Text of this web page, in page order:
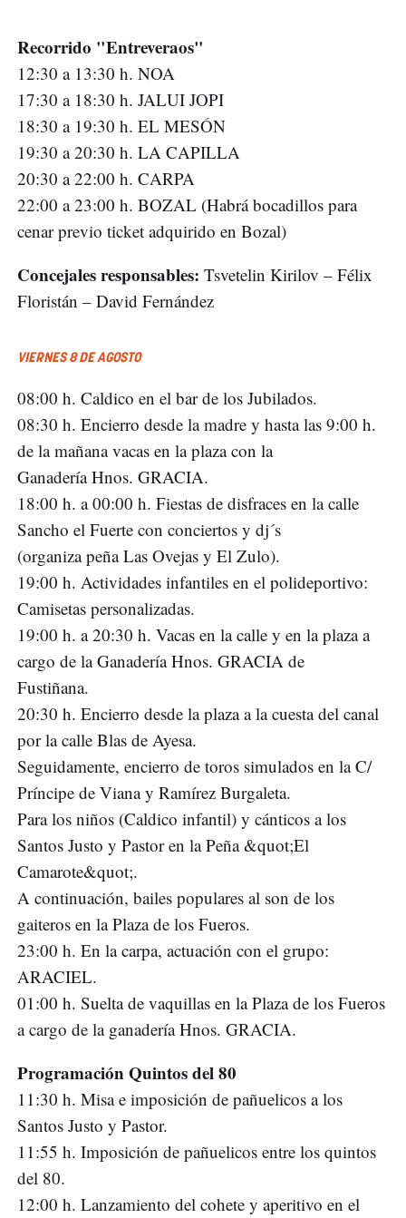
Recorrido "Entreveraos"
12:30 a 13:30 h. NOA
17:30 a 18:30 h. JALUI JOPI
18:30 a 19:30 h. EL MESÓN
19:30 a 20:30 h. LA CAPILLA
20:30 a 22:00 h. CARPA
22:00 a 23:00 h. BOZAL (Habrá bocadillos para
cenar previo ticket adquirido en Bozal)
Concejales responsables: Tsvetelin Kirilov – Félix
Floristán – David Fernández
VIERNES 8 DE AGOSTO
08:00 h. Caldico en el bar de los Jubilados.
08:30 h. Encierro desde la madre y hasta las 9:00 h.
de la mañana vacas en la plaza con la
Ganadería Hnos. GRACIA.
18:00 h. a 00:00 h. Fiestas de disfraces en la calle
Sancho el Fuerte con conciertos y dj´s
(organiza peña Las Ovejas y El Zulo).
19:00 h. Actividades infantiles en el polideportivo:
Camisetas personalizadas.
19:00 h. a 20:30 h. Vacas en la calle y en la plaza a
cargo de la Ganadería Hnos. GRACIA de
Fustiñana.
20:30 h. Encierro desde la plaza a la cuesta del canal
por la calle Blas de Ayesa.
Seguidamente, encierro de toros simulados en la C/
Príncipe de Viana y Ramírez Burgaleta.
Para los niños (Caldico infantil) y cánticos a los
Santos Justo y Pastor en la Peña &quot;El
Camarote&quot;.
A continuación, bailes populares al son de los
gaiteros en la Plaza de los Fueros.
23:00 h. En la carpa, actuación con el grupo:
ARACIEL.
01:00 h. Suelta de vaquillas en la Plaza de los Fueros
a cargo de la ganadería Hnos. GRACIA.
Programación Quintos del 80
11:30 h. Misa e imposición de pañuelicos a los
Santos Justo y Pastor.
11:55 h. Imposición de pañuelicos entre los quintos
del 80.
12:00 h. Lanzamiento del cohete y aperitivo en el